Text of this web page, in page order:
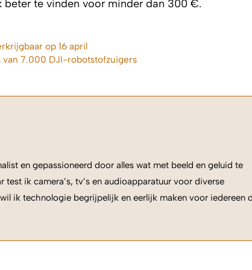
te vinden voor minder dan 300 €.
op 16 april
van 7.000 DJI-robotstofzuigers
en gepassioneerd door alles wat met beeld en geluid te
test ik camera’s, tv’s en audioapparatuur voor diverse
ik technologie begrijpelijk en eerlijk maken voor iedereen